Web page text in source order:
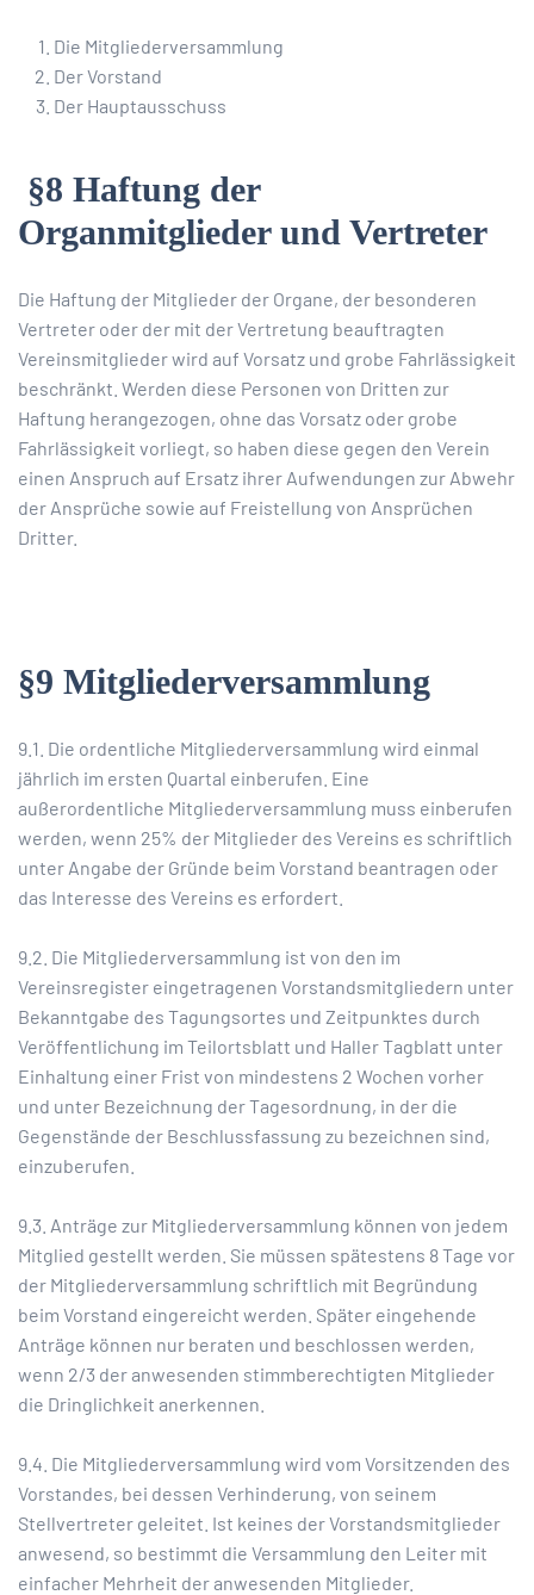
Die Mitgliederversammlung
Der Vorstand
Der Hauptausschuss
§8 Haftung der
Organmitglieder und Vertreter
Die Haftung der Mitglieder der Organe, der besonderen
Vertreter oder der mit der Vertretung beauftragten
Vereinsmitglieder wird auf Vorsatz und grobe Fahrlässigkeit
beschränkt. Werden diese Personen von Dritten zur
Haftung herangezogen, ohne das Vorsatz oder grobe
Fahrlässigkeit vorliegt, so haben diese gegen den Verein
einen Anspruch auf Ersatz ihrer Aufwendungen zur Abwehr
der Ansprüche sowie auf Freistellung von Ansprüchen
Dritter.
§9 Mitgliederversammlung
9.1. Die ordentliche Mitgliederversammlung wird einmal
jährlich im ersten Quartal einberufen. Eine
außerordentliche Mitgliederversammlung muss einberufen
werden, wenn 25% der Mitglieder des Vereins es schriftlich
unter Angabe der Gründe beim Vorstand beantragen oder
das Interesse des Vereins es erfordert.
9.2. Die Mitgliederversammlung ist von den im
Vereinsregister eingetragenen Vorstandsmitgliedern unter
Bekanntgabe des Tagungsortes und Zeitpunktes durch
Veröffentlichung im Teilortsblatt und Haller Tagblatt unter
Einhaltung einer Frist von mindestens 2 Wochen vorher
und unter Bezeichnung der Tagesordnung, in der die
Gegenstände der Beschlussfassung zu bezeichnen sind,
einzuberufen.
9.3. Anträge zur Mitgliederversammlung können von jedem
Mitglied gestellt werden. Sie müssen spätestens 8 Tage vor
der Mitgliederversammlung schriftlich mit Begründung
beim Vorstand eingereicht werden. Später eingehende
Anträge können nur beraten und beschlossen werden,
wenn 2/3 der anwesenden stimmberechtigten Mitglieder
die Dringlichkeit anerkennen.
9.4. Die Mitgliederversammlung wird vom Vorsitzenden des
Vorstandes, bei dessen Verhinderung, von seinem
Stellvertreter geleitet. Ist keines der Vorstandsmitglieder
anwesend, so bestimmt die Versammlung den Leiter mit
einfacher Mehrheit der anwesenden Mitglieder.